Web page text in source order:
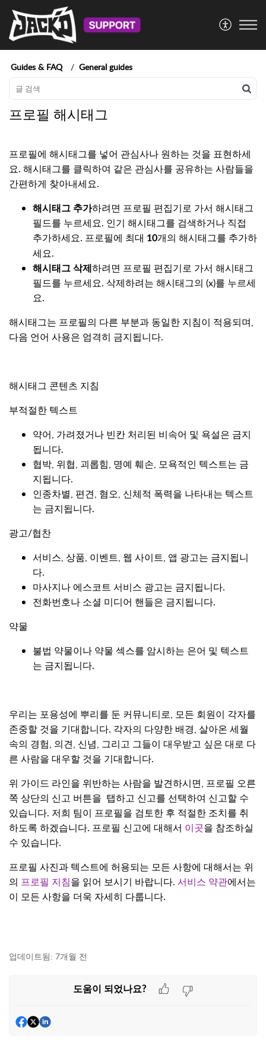
Guides & FAQ General guides
프로필 해시태그
프로필에 해시태그를 넣어 관심사나 원하는 것을 표현하세
요. 해시태그를 클릭하여 같은 관심사를 공유하는 사람들을
간편하게 찾아내세요.
해시태그 추가하려면 프로필 편집기로 가서 해시태그
필드를 누르세요. 인기 해시태그를 검색하거나 직접
추가하세요. 프로필에 최대 10개의 해시태그를 추가하
세요.
해시태그 삭제하려면 프로필 편집기로 가서 해시태그
필드를 누르세요. 삭제하려는 해시태그의 (x)를 누르세
요.
해시태그는 프로필의 다른 부분과 동일한 지침이 적용되며,
다음 언어 사용은 엄격히 금지됩니다.
해시태그 콘텐츠 지침
부적절한 텍스트
약어, 가려졌거나 빈칸 처리된 비속어 및 욕설은 금지
됩니다.
협박, 위협, 괴롭힘, 명예 훼손, 모욕적인 텍스트는 금
지됩니다.
인종차별, 편견, 혐오, 신체적 폭력을 나타내는 텍스트
는 금지됩니다.
광고/협찬
서비스, 상품, 이벤트, 웹 사이트, 앱 광고는 금지됩니
다.
마사지나 에스코트 서비스 광고는 금지됩니다.
전화번호나 소셜 미디어 핸들은 금지됩니다.
약물
불법 약물이나 약물 섹스를 암시하는 은어 및 텍스트
는 금지됩니다.
우리는 포용성에 뿌리를 둔 커뮤니티로, 모든 회원이 각자를
존중할 것을 기대합니다. 각자의 다양한 배경, 살아온 세월
속의 경험, 의견, 신념, 그리고 그들이 대우받고 싶은 대로 다
른 사람을 대우할 것을 기대합니다.
위 가이드 라인을 위반하는 사람을 발견하시면, 프로필 오른
쪽 상단의 신고 버튼을 탭하고 신고를 선택하여 신고할 수
있습니다. 저희 팀이 프로필을 검토한 후 적절한 조치를 취
하도록 하겠습니다. 프로필 신고에 대해서 이곳을 참조하실
수 있습니다.
프로필 사진과 텍스트에 허용되는 모든 사항에 대해서는 위
의 프로필 지침을 읽어 보시기 바랍니다. 서비스 약관에서는
이 모든 사항을 더욱 자세히 다룹니다.
업데이트됨: 7개월 전
도움이 되었나요?